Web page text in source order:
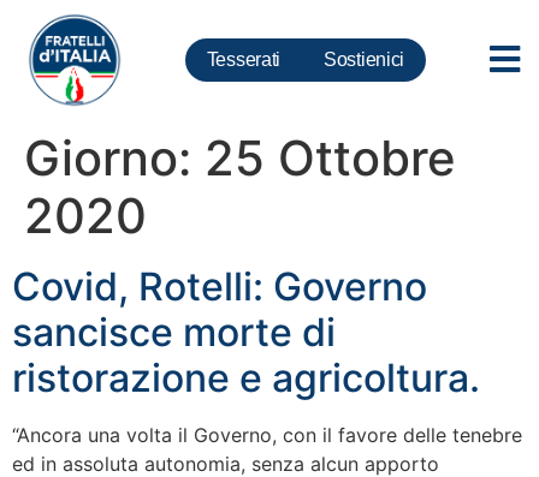
Tesserati Sostienici
Giorno: 25 Ottobre
2020
Covid, Rotelli: Governo
sancisce morte di
ristorazione e agricoltura.
“Ancora una volta il Governo, con il favore delle tenebre
ed in assoluta autonomia, senza alcun apporto